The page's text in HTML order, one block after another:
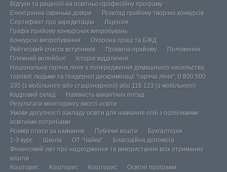
Відгуки та рецензії на освітньо-професійну програму
Електронна скринька довіри
Розклад прийому творчих конкурсів
Сертифікат про акредитацію
Ліцензія
Графік прийому конкурсних випробувань
Конкурсні випробування
Охорона праці та БЖД
Рейтиговий список вступників
Правила прийому
Положення
Пляжний волейбол
Історія відділення
Національна гаряча лінія з попередження домашнього насильства,
торгівлі людьми та ґендерної дискримінації “гаряча лінія”, 0 800 500
335 (з мобільного або стаціонарного) або 116 123 (з мобільного)
Кадровий склад
Наявність вакантних посад
Результати моніторингу якості освіти
Умови досупності закладу освіти для навчання осіб з особливими
освітніми потребами
Розмір плати за навчання
Публічні кошти
Бухгалтерія
1-3 курс
Школа ОТ “Чайка”
Благодійна допомога
Фінансовий звіт про надходження та використання всіх отриманих
коштів
Кошторис
Кошторис Кошторис
Освітні програми